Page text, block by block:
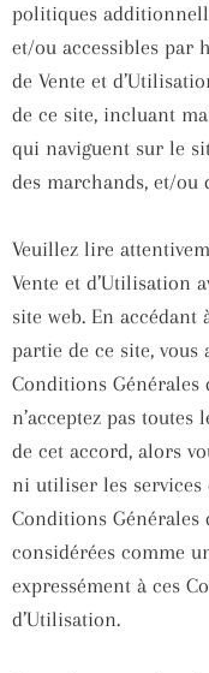
politiques
et/ou accessibles par
de Vente et
de ce site, incluant
qui naviguent sur le
des marchands, et/ou
Veuillez lire
Vente et d’Utilisation
site web. En
partie de ce site, vous
Conditions Générales
n’acceptez pas
de cet accord, alors
ni utiliser les services
Conditions Générales
considérées comme
expressément à ces
d’Utilisation.